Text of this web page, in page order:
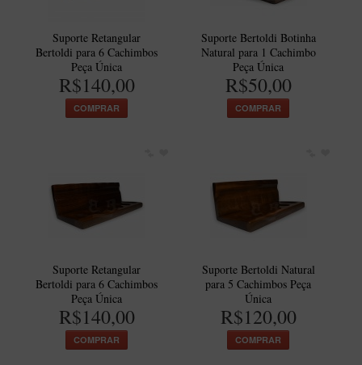
SUPORTES
Suporte Botinha para 1 cachimbo
Suporte Churchwarden
Suporte para 2 Cachimbos
CACHIMBOS ARTESANAIS BRASILEIROS
Cachimbos com Anel
Elite
Elite Nº 2
Elite Polido
Suporte Retangular
Bertoldi para 6 Cachimbos
Peça Única
R$140,00
COMPRAR
Suporte Bertoldi Botinha
Natural para 1 Cachimbo
Peça Única
R$50,00
COMPRAR
Suporte Retangular
Bertoldi para 6 Cachimbos
Peça Única
R$140,00
COMPRAR
Suporte Bertoldi Natural
para 5 Cachimbos Peça
Única
R$120,00
COMPRAR